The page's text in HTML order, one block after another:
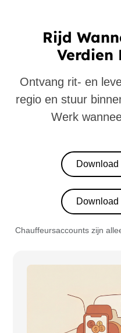
Rijd
Verdien
Ontvang rit- en
regio en stuur
Werk
Download
Chauffeursaccounts zijn